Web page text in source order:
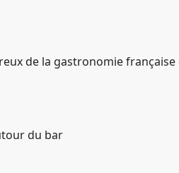
de la gastronomie
du bar